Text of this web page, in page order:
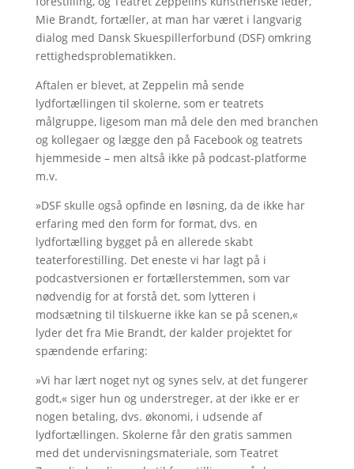
Mie Brandt, fortæller, at man har været i langvarig
dialog med Dansk Skuespillerforbund (DSF) omkring
rettighedsproblematikken.
Aftalen er blevet, at Zeppelin må sende
lydfortællingen til skolerne, som er teatrets
målgruppe, ligesom man må dele den med branchen
og kollegaer og lægge den på Facebook og teatrets
hjemmeside – men altså ikke på podcast-platforme
m.v.
»DSF skulle også opfinde en løsning, da de ikke har
erfaring med den form for format, dvs. en
lydfortælling bygget på en allerede skabt
teaterforestilling. Det eneste vi har lagt på i
podcastversionen er fortællerstemmen, som var
nødvendig for at forstå det, som lytteren i
modsætning til tilskuerne ikke kan se på scenen,«
lyder det fra Mie Brandt, der kalder projektet for
spændende erfaring:
»Vi har lært noget nyt og synes selv, at det fungerer
godt,« siger hun og understreger, at der ikke er er
nogen betaling, dvs. økonomi, i udsende af
lydfortællingen. Skolerne får den gratis sammen
med det undervisningsmateriale, som Teatret